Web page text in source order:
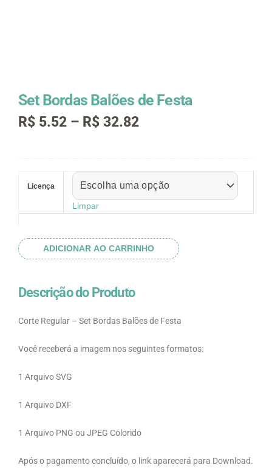
Set Bordas Balões de Festa
R$ 5.52 – R$ 32.82Faixa
através
R$ 32.82
Licença
Limpar
Balões
ADICIONAR AO CARRINHO
Descrição do Produto
Corte Regular – Set Bordas Balões de Festa
Você receberá a imagem nos seguintes formatos:
1 Arquivo SVG
1 Arquivo DXF
1 Arquivo PNG ou JPEG Colorido
Após o pagamento concluído, o link aparecerá para Download.